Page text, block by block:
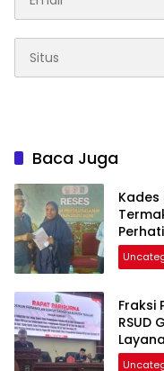
Baca Juga
Kades
Fraksi
RSUD